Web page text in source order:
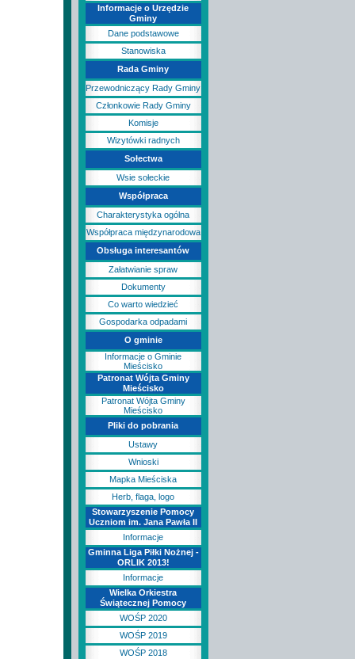
Informacje o Urzędzie
Gminy
Dane podstawowe
Stanowiska
Rada Gminy
Przewodniczący Rady Gminy
Członkowie Rady Gminy
Komisje
Wizytówki radnych
Sołectwa
Wsie sołeckie
Współpraca
Charakterystyka ogólna
Współpraca międzynarodowa
Obsługa interesantów
Załatwianie spraw
Dokumenty
Co warto wiedzieć
Gospodarka odpadami
O gminie
Informacje o Gminie
Mieścisko
Patronat Wójta Gminy
Mieścisko
Patronat Wójta Gminy
Mieścisko
Pliki do pobrania
Ustawy
Wnioski
Mapka Mieściska
Herb, flaga, logo
Stowarzyszenie Pomocy
Uczniom im. Jana Pawła II
Informacje
Gminna Liga Piłki Nożnej -
ORLIK 2013!
Informacje
Wielka Orkiestra
Świątecznej Pomocy
WOŚP 2020
WOŚP 2019
WOŚP 2018